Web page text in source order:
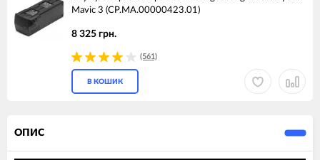
Mavic 3 (CP.MA.00000423.01)
8 325 грн.
(561)
В КОШИК
ОПИС